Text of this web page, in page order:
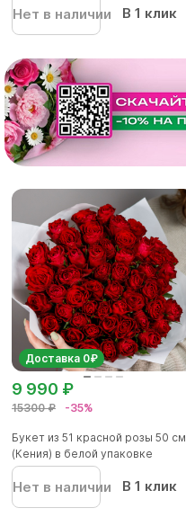
Нет в наличии В 1 клик
Доставка 0₽
15300 ₽ -35%
9 990 ₽
Букет из 51 красной розы 50 см
(Кения) в белой упаковке
Нет в наличии В 1 клик